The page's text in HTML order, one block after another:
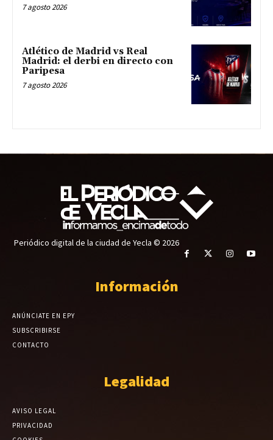
7 agosto 2026
Atlético de Madrid vs Real
Madrid: el derbi en directo con
Paripesa
7 agosto 2026
Periódico digital de la ciudad de Yecla © 2026
Información
ANÚNCIATE EN EPY
SUBSCRIBIRSE
CONTACTO
Legalidad
AVISO LEGAL
PRIVACIDAD